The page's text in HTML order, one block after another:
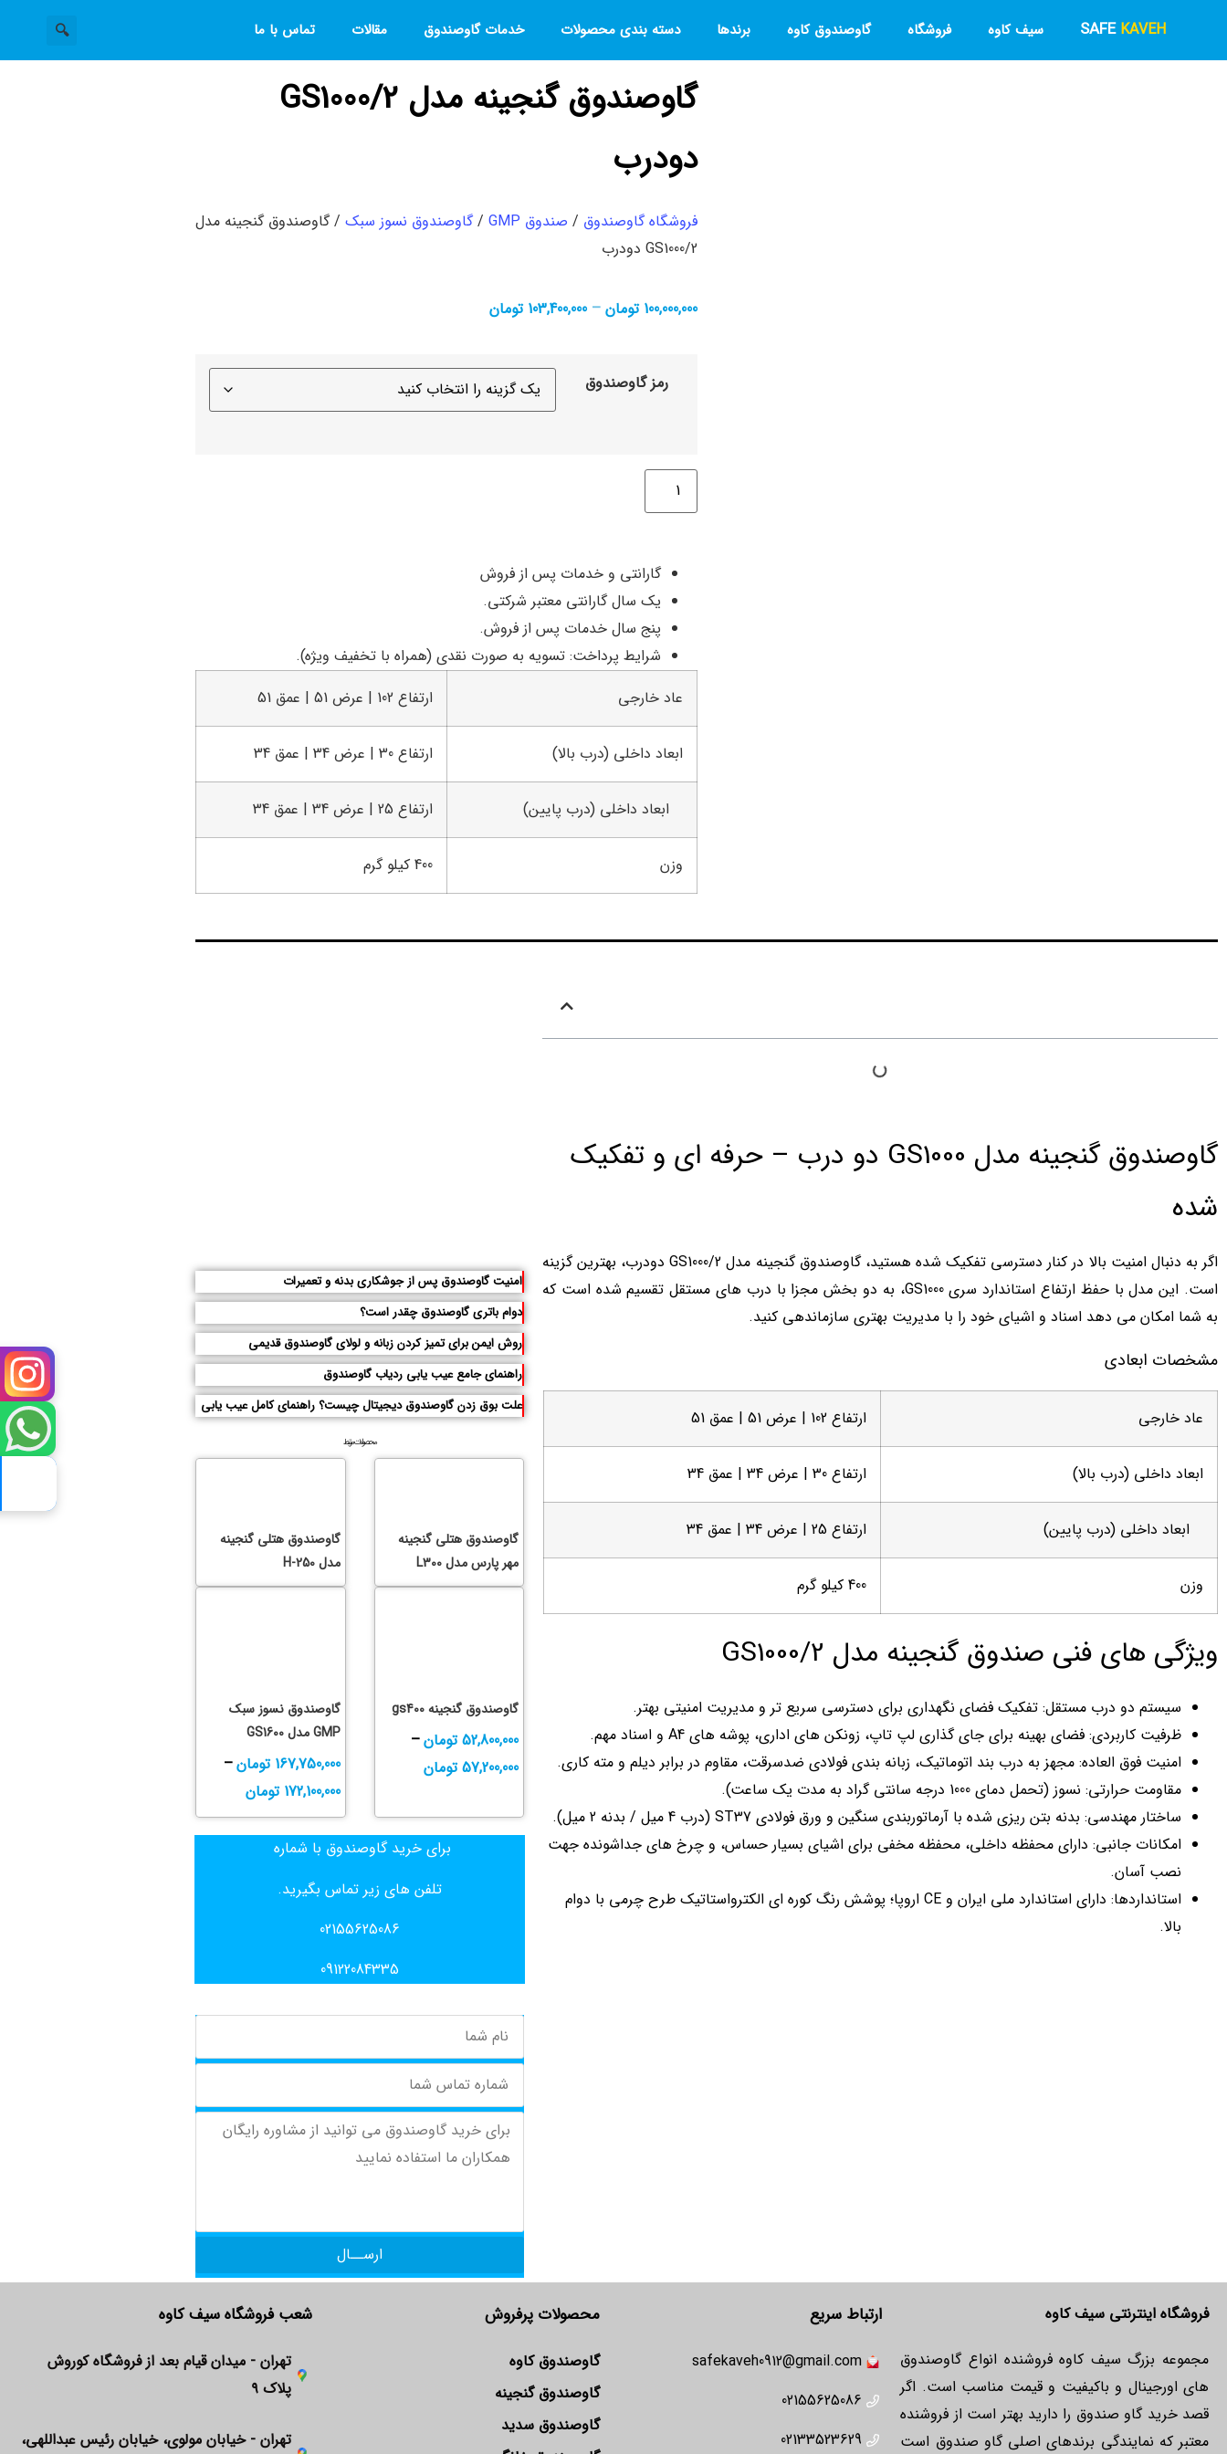
SAFE KAVEH سیف کاوه فروشگاه گاوصندوق کاوه برندها دسته بندی محصولات خدمات گاوصندوق مقالات تماس با ما
گاوصندوق گنجینه مدل 2/GS1000
دودرب
فروشگاه گاوصندوق / صندوق GMP /گاوصندوق نسوز سبک / گاوصندوق گنجینه مدل
2/GS1000 دودرب
100,000,000 تومان –
103,400,000 تومان
رمز گاوصندوق
گارانتی و خدمات پس از فروش
یک سال گارانتی معتبر شرکتی.
پنج سال خدمات پس از فروش.
شرایط پرداخت: تسویه به صورت نقدی (همراه با تخفیف ویژه).
عاد خارجی
ارتفاع 102 | عرض 51 | عمق 51
ابعاد داخلی (درب بالا) ارتفاع 30 | عرض 34 | عمق 34
ابعاد داخلی (درب پایین) ارتفاع 25 | عرض 34 | عمق 34
وزن 400 کیلو گرم
گاوصندوق گنجینه مدل GS1000 دو درب – حرفه ای و تفکیک
شده
اگر به دنبال امنیت بالا در کنار دسترسی تفکیک شده هستید، گاوصندوق گنجینه مدل 2/GS1000 دودرب، بهترین گزینه
است. این مدل با حفظ ارتفاع استاندارد سری GS1000، به دو بخش مجزا با درب های مستقل تقسیم شده است که
به شما امکان می دهد اسناد و اشیای خود را با مدیریت بهتری سازماندهی کنید.
مشخصات ابعادی
عاد خارجی ارتفاع 102 | عرض 51 | عمق 51
ابعاد داخلی (درب بالا) ارتفاع 30 | عرض 34 | عمق 34
ابعاد داخلی (درب پایین) ارتفاع 25 | عرض 34 | عمق 34
وزن 400 کیلو گرم
ویژگی های فنی صندوق گنجینه مدل 2/GS1000
سیستم دو درب مستقل: تفکیک فضای نگهداری برای دسترسی سریع تر و مدیریت امنیتی بهتر.
ظرفیت کاربردی: فضای بهینه برای جای گذاری لپ تاپ، زونکن های اداری، پوشه های A4 و اسناد مهم.
امنیت فوق العاده: مجهز به درب بند اتوماتیک، زبانه بندی فولادی ضدسرقت، مقاوم در برابر دیلم و مته کاری.
مقاومت حرارتی: نسوز (تحمل دمای 1000 درجه سانتی گراد به مدت یک ساعت).
ساختار مهندسی: بدنه بتن ریزی شده با آرماتوربندی سنگین و ورق فولادی ST37 (درب 4 میل / بدنه 2 میل).
امکانات جانبی: دارای محفظه داخلی، محفظه مخفی برای اشیای بسیار حساس، و چرخ های جداشونده جهت
نصب آسان.
استانداردها: دارای استاندارد ملی ایران و CE اروپا؛ پوشش رنگ کوره ای الکترواستاتیک طرح چرمی با دوام
بالا.
امنیت گاوصندوق پس از جوشکاری بدنه و تعمیرات
دوام باتری گاوصندوق چقدر است؟
روش ایمن برای تمیز کردن زبانه و لولای گاوصندوق قدیمی
راهنمای جامع عیب یابی ردیاب گاوصندوق
علت بوق زدن گاوصندوق دیجیتال چیست؟ راهنمای کامل عیب یابی
محصولات مرتبط
گاوصندوق هتلی گنجینه
مهر پارس مدل L300
گاوصندوق هتلی گنجینه
مدل H-250
گاوصندوق گنجینه gs400
52,800,000 تومان–
57,200,000 تومان
گاوصندوق نسوز سبک
GMP مدل GS1600
167,750,000 تومان–
172,100,000 تومان
برای خرید گاوصندوق با شماره
تلفن های زیر تماس بگیرید.
02155625086
09122084335
ارســال
فروشگاه اینترنتی سیف کاوه
مجموعه بزرگ سیف کاوه فروشنده انواع گاوصندوق
های اورجینال و باکیفیت و قیمت مناسب است. اگر
قصد خرید گاو صندوق را دارید بهتر است از فروشنده
معتبر که نمایندگی برندهای اصلی گاو صندوق است
ارتباط سریع
safekaveh0912@gmail.com
02155625086
02133523629
محصولات پرفروش
گاوصندوق کاوه
گاوصندوق گنجینه
گاوصندوق سدید
شعب فروشگاه سیف کاوه
تهران - میدان قیام بعد از فروشگاه کوروش
پلاک ۹
تهران - خیابان مولوی، خیابان رئیس عبداللهی،